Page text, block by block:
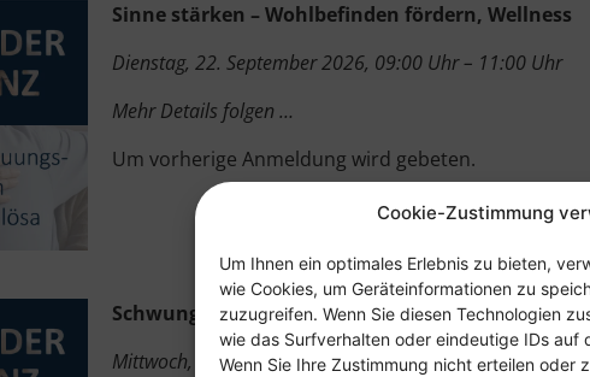
Cookie-Zustimmung
Um Ihnen ein optimales Erlebnis zu bieten,
wie Cookies, um Geräteinformationen zu
zuzugreifen. Wenn Sie diesen Technologien
wie das Surfverhalten oder eindeutige IDs auf
Wenn Sie Ihre Zustimmung nicht erteilen oder
Sinne stärken – Wohlbefinden fördern, Wellness
Dienstag, 22. September 2026, 09:00 Uhr – 11:00 Uhr
Mehr Details folgen …
Um vorherige Anmeldung wird gebeten.
Schwungvolle Erinnerung, Sitztanz mit Diana
Mittwoch, 23. September 2026, 09:00 Uhr – 11:00 Uhr